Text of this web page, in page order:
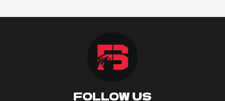
FOLLOW US
FOLLOW US